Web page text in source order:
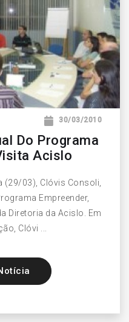
30/03/2010
Do Programa
Acislo
(29/03), Clóvis Consoli,
Empreender,
Diretoria da Acislo. Em
Clóvi ...